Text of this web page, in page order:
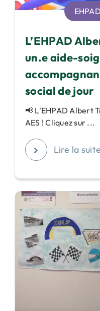
L’EHPAD
un.e aide-
social de jour
📢 L'EHPAD Albert
AES ! Cliquez sur ...
Lire la suite